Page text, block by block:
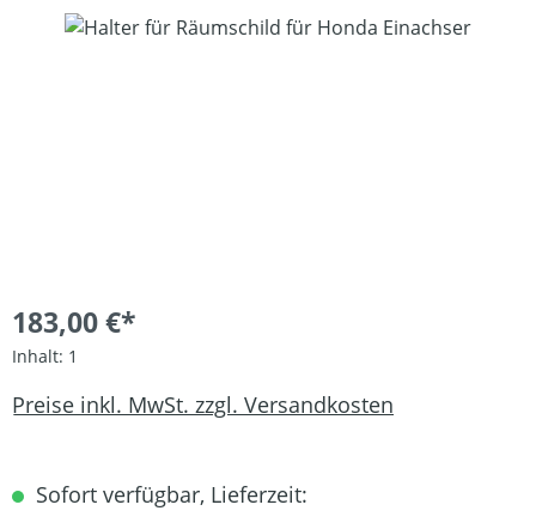
Bildergalerie überspringen
183,00 €*
Inhalt: 1
Preise inkl. MwSt. zzgl. Versandkosten
Sofort verfügbar, Lieferzeit: